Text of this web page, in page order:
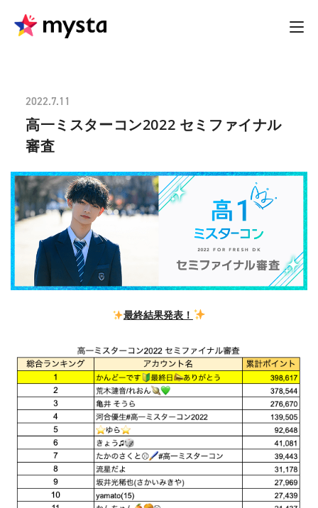
2022.7.11
高一ミスターコン2022 セミファイナル
審査
最終結果発表！